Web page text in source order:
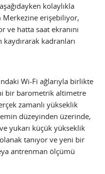
kolaylıkla
erişebiliyor,
hatta saat ekranını
kadranları
Wi-Fi ağlarıyla birlikte
bir barometrik altimetre
zamanlı yükseklik
düzeyinden üzerinde,
yukarı küçük yükseklik
tanıyor ve yeni bir
antrenman ölçümü